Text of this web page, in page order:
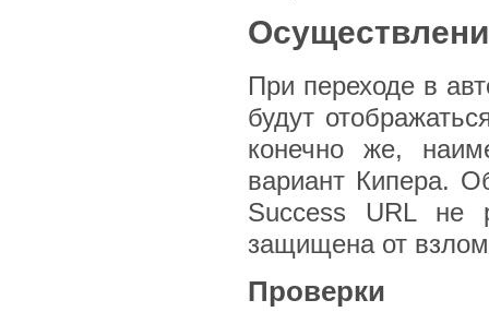
При переходе в
будут
конечно же,
вариант Кипера.
Success URL не
защищена от
Проверки